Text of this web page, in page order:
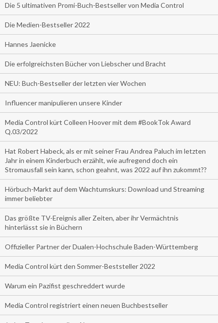
Die 5 ultimativen Promi-Buch-Bestseller von Media Control
Die Medien-Bestseller 2022
Hannes Jaenicke
Die erfolgreichsten Bücher von Liebscher und Bracht
NEU: Buch-Bestseller der letzten vier Wochen
Influencer manipulieren unsere Kinder
Media Control kürt Colleen Hoover mit dem #BookTok Award
Q.03/2022
Hat Robert Habeck, als er mit seiner Frau Andrea Paluch im letzten
Jahr in einem Kinderbuch erzählt, wie aufregend doch ein
Stromausfall sein kann, schon geahnt, was 2022 auf ihn zukommt??
Hörbuch-Markt auf dem Wachtumskurs: Download und Streaming
immer beliebter
Das größte TV-Ereignis aller Zeiten, aber ihr Vermächtnis
hinterlässt sie in Büchern
Offizieller Partner der Dualen-Hochschule Baden-Württemberg
Media Control kürt den Sommer-Beststeller 2022
Warum ein Pazifist geschreddert wurde
Media Control registriert einen neuen Buchbestseller